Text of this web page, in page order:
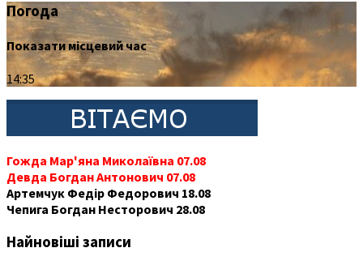
Погода
Показати місцевий час
14:35
Гожда Мар'яна Миколаївна 07.08
Девда Богдан Антонович 07.08
Артемчук Федір Федорович 18.08
Чепига Богдан Несторович 28.08
Найновіші записи